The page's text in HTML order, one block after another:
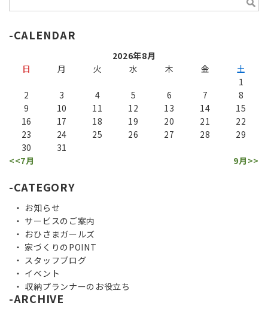
CALENDAR
2026年8月
日
月 火 水 木 金
土
1
2
3 4 5 6 7
8
9
10 11 12 13 14
15
16
17 18 19 20 21
22
23
24 25 26 27 28
29
30
31
<<7月
9月>>
CATEGORY
お知らせ
サービスのご案内
おひさまガールズ
家づくりのPOINT
スタッフブログ
イベント
収納プランナーのお役立ち
ARCHIVE